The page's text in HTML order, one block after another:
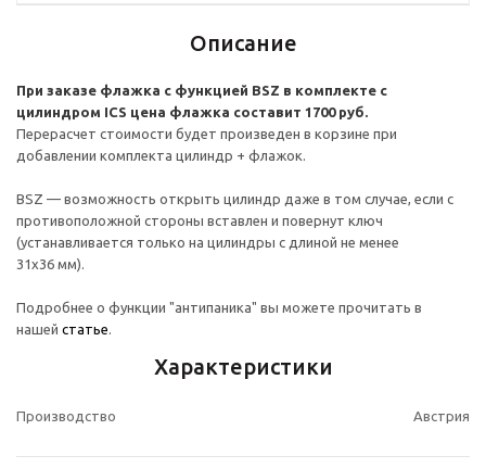
Описание
При заказе флажка с функцией BSZ в комплекте с
цилиндром ICS цена флажка составит 1700 руб.
Перерасчет стоимости будет произведен в корзине при
добавлении комплекта цилиндр + флажок.
BSZ — возможность открыть цилиндр даже в том случае, если с
противоположной стороны вставлен и повернут ключ
(устанавливается только на цилиндры с длиной не менее
31х36 мм).
Подробнее о функции "антипаника" вы можете прочитать в
нашей статье.
Характеристики
Производство Австрия